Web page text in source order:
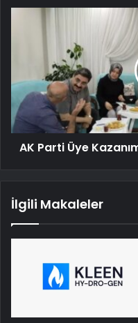
AK Parti Üye
İlgili Makaleler